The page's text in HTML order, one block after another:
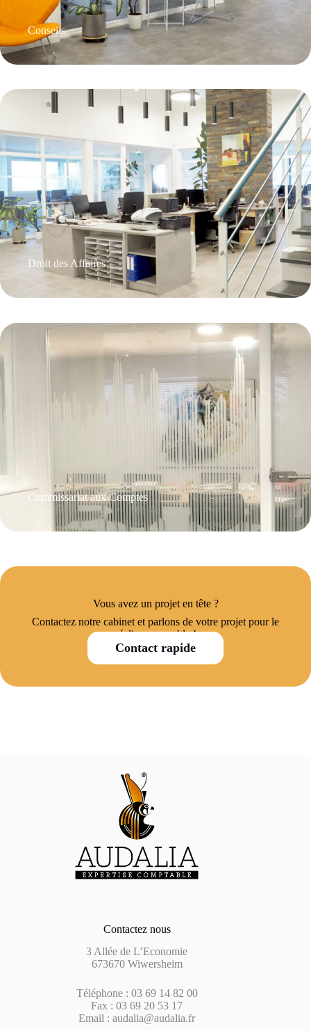
Conseils
Droit des Affaires
Commissariat aux Comptes
Vous avez un projet en tête ?
Contactez notre cabinet et parlons de votre projet pour le
réaliser ensemble !
Contact rapide
Contactez nous
3 Allée de L’Economie
673670 Wiwersheim
Téléphone : 03 69 14 82 00
Fax : 03 69 20 53 17
Email : audalia@audalia.fr